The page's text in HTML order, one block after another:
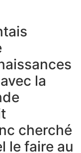
la
cherché
le faire au